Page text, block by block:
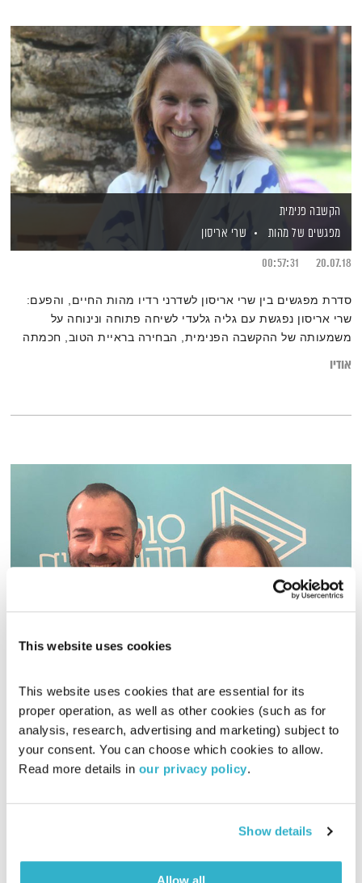
This website uses cookies
This website uses cookies that are essential for its
proper operation, as well as other cookies (such as for
analysis, research, advertising and marketing) subject to
your consent. You can choose which cookies to allow.
Read more details in our privacy policy.
Show details
Allow all
הקשבה פנימית
מפגשים של מהות
שרי אריסון
20.07.18
00:57:31
סדרת מפגשים בין שרי אריסון לשדרני רדיו מהות החיים, והפעם:
שרי אריסון נפגשת עם גליה גלעדי לשיחה פתוחה ונינוחה על
משמעותה של ההקשבה הפנימית, הבחירה בראיית הטוב, חכמתה
אודיו
סדרת מיפגשים בין שרי אריסון לשדרני מהות החיים. הפעם – מה
בין השלום שבפנים לשלום שבחוץ? איך מתרגלים מודעות ביומיום?
ואיזה תפקיד מהותי ממלאת האמונה בחיינו? שרי אריסון נפגשת עם
אודיו